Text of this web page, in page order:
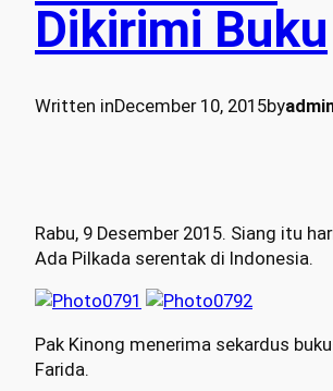
Dikirimi Buku
Written inDecember 10, 2015by
Rabu, 9 Desember 2015. Siang itu
Ada Pilkada serentak di Indonesia.
Pak Kinong menerima sekardus
Farida.